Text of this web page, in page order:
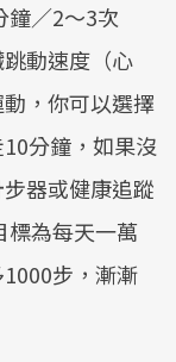
鐘／2～3次
動速度（心
，你可以選擇
分鐘，如果沒
器或健康追蹤
標為每天一萬
步，漸漸